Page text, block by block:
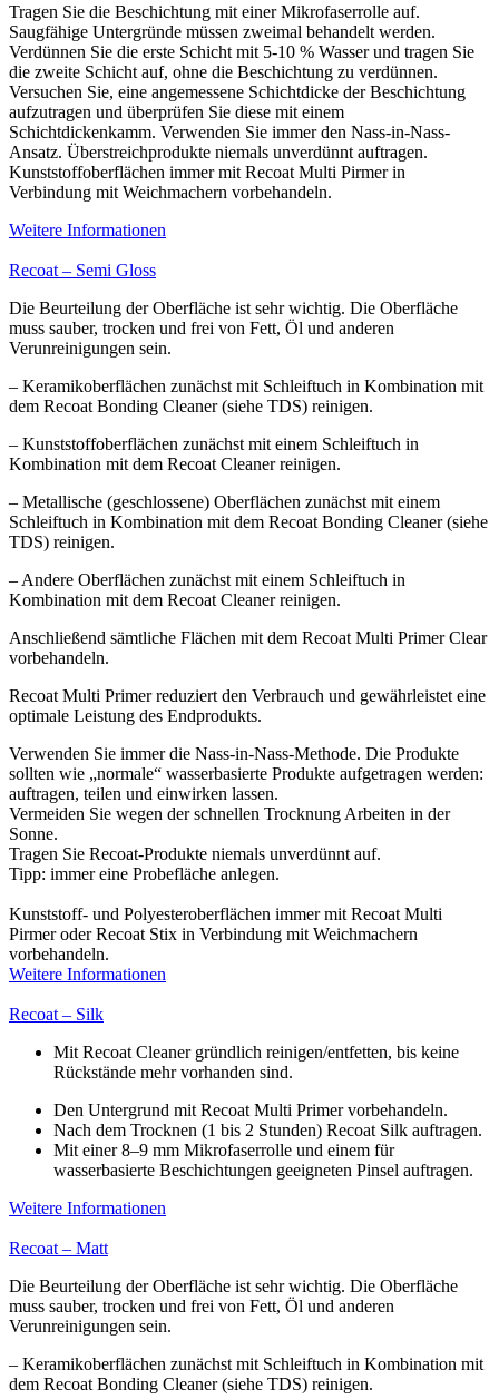
Tragen Sie die Beschichtung mit einer Mikrofaserrolle auf.
Saugfähige Untergründe müssen zweimal behandelt werden.
Verdünnen Sie die erste Schicht mit 5-10 % Wasser und tragen Sie
die zweite Schicht auf, ohne die Beschichtung zu verdünnen.
Versuchen Sie, eine angemessene Schichtdicke der Beschichtung
aufzutragen und überprüfen Sie diese mit einem
Schichtdickenkamm. Verwenden Sie immer den Nass-in-Nass-
Ansatz. Überstreichprodukte niemals unverdünnt auftragen.
Kunststoffoberflächen immer mit Recoat Multi Pirmer in
Verbindung mit Weichmachern vorbehandeln.
Weitere Informationen
Recoat – Semi Gloss
Die Beurteilung der Oberfläche ist sehr wichtig. Die Oberfläche
muss sauber, trocken und frei von Fett, Öl und anderen
Verunreinigungen sein.
– Keramikoberflächen zunächst mit Schleiftuch in Kombination mit
dem Recoat Bonding Cleaner (siehe TDS) reinigen.
– Kunststoffoberflächen zunächst mit einem Schleiftuch in
Kombination mit dem Recoat Cleaner reinigen.
– Metallische (geschlossene) Oberflächen zunächst mit einem
Schleiftuch in Kombination mit dem Recoat Bonding Cleaner (siehe
TDS) reinigen.
– Andere Oberflächen zunächst mit einem Schleiftuch in
Kombination mit dem Recoat Cleaner reinigen.
Anschließend sämtliche Flächen mit dem Recoat Multi Primer Clear
vorbehandeln.
Recoat Multi Primer reduziert den Verbrauch und gewährleistet eine
optimale Leistung des Endprodukts.
Verwenden Sie immer die Nass-in-Nass-Methode. Die Produkte
sollten wie „normale“ wasserbasierte Produkte aufgetragen werden:
auftragen, teilen und einwirken lassen.
Vermeiden Sie wegen der schnellen Trocknung Arbeiten in der
Sonne.
Tragen Sie Recoat-Produkte niemals unverdünnt auf.
Tipp: immer eine Probefläche anlegen.
Kunststoff- und Polyesteroberflächen immer mit Recoat Multi
Pirmer oder Recoat Stix in Verbindung mit Weichmachern
vorbehandeln.
Weitere Informationen
Recoat – Silk
Mit Recoat Cleaner gründlich reinigen/entfetten, bis keine
Rückstände mehr vorhanden sind.
Den Untergrund mit Recoat Multi Primer vorbehandeln.
Nach dem Trocknen (1 bis 2 Stunden) Recoat Silk auftragen.
Mit einer 8–9 mm Mikrofaserrolle und einem für
wasserbasierte Beschichtungen geeigneten Pinsel auftragen.
Weitere Informationen
Recoat – Matt
Die Beurteilung der Oberfläche ist sehr wichtig. Die Oberfläche
muss sauber, trocken und frei von Fett, Öl und anderen
Verunreinigungen sein.
– Keramikoberflächen zunächst mit Schleiftuch in Kombination mit
dem Recoat Bonding Cleaner (siehe TDS) reinigen.